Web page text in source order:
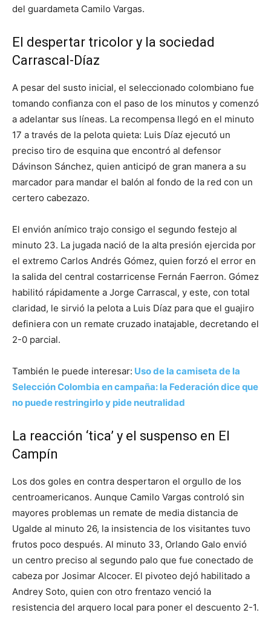
del guardameta Camilo Vargas.
El despertar tricolor y la sociedad
Carrascal-Díaz
A pesar del susto inicial, el seleccionado colombiano fue
tomando confianza con el paso de los minutos y comenzó
a adelantar sus líneas. La recompensa llegó en el minuto
17 a través de la pelota quieta: Luis Díaz ejecutó un
preciso tiro de esquina que encontró al defensor
Dávinson Sánchez, quien anticipó de gran manera a su
marcador para mandar el balón al fondo de la red con un
certero cabezazo.
El envión anímico trajo consigo el segundo festejo al
minuto 23. La jugada nació de la alta presión ejercida por
el extremo Carlos Andrés Gómez, quien forzó el error en
la salida del central costarricense Fernán Faerron. Gómez
habilitó rápidamente a Jorge Carrascal, y este, con total
claridad, le sirvió la pelota a Luis Díaz para que el guajiro
definiera con un remate cruzado inatajable, decretando el
2-0 parcial.
También le puede interesar: Uso de la camiseta de la
Selección Colombia en campaña: la Federación dice que
no puede restringirlo y pide neutralidad
La reacción ‘tica’ y el suspenso en El
Campín
Los dos goles en contra despertaron el orgullo de los
centroamericanos. Aunque Camilo Vargas controló sin
mayores problemas un remate de media distancia de
Ugalde al minuto 26, la insistencia de los visitantes tuvo
frutos poco después. Al minuto 33, Orlando Galo envió
un centro preciso al segundo palo que fue conectado de
cabeza por Josimar Alcocer. El pivoteo dejó habilitado a
Andrey Soto, quien con otro frentazo venció la
resistencia del arquero local para poner el descuento 2-1.